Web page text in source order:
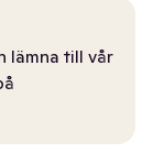
lämna till vår